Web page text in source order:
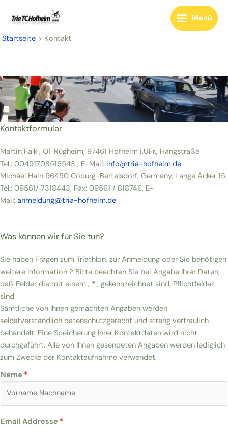
Inhalt
Main
Menü
Startseite Kontakt
Kontaktformular
Martin Falk , OT Rügheim, 97461 Hofheim i.UFr., Hangstraße
Tel.: 00491708516543 , E-Mail: info@tria-hofheim.de
Michael Hain 96450 Coburg-Bertelsdorf, Germany, Lange Äcker 15
Tel.: 09561/ 7318443, Fax: 09561 / 618746, E-
Mail: anmeldung@tria-hofheim.de
Was können wir für Sie tun?
Sie haben Fragen zum Triathlon, zur Anmeldung oder Sie benötigen
weitere Information ? Bitte beachten Sie bei Angabe Ihrer Daten,
daß Felder die mit einem ‚ * ‚ gekennzeichnet sind, Pflichtfelder
sind.
Sämtliche von Ihnen gemachten Angaben werden
selbstverständlich datenschutzgerecht und streng vertraulich
behandelt. Eine Speicherung Ihrer Kontaktdaten wird nicht
durchgeführt. Alle von Ihnen gesendeten Angaben werden lediglich
zum Zwecke der Kontaktaufnahme verwendet.
Name *
Email Addresse *